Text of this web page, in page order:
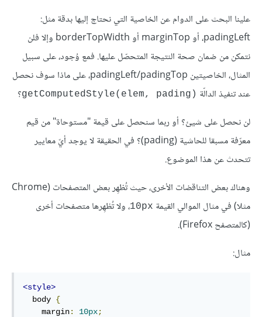
علينا البحث على الدوام عن الخاصية التي نحتاج إليها بدقة مثل:
padingLeft، أو marginTop أو borderTopWidth وإلا فلن
نتمكن من ضمان صحة النتيجة المتحصّل عليها. فمع وُجود، على سبيل
المثال، الخاصيتين padingLeft/padingTop، على ماذا سوف نحصل
عند تنفيذ الدالّة getComputedStyle(elem, pading)‎؟
لن نحصل على شيئ؟ أو ربما سنحصل على قيمة "مستوحاة" من قيم
معرّفة مسبقا للحاشية (pading)؟ في الحقيقة لا يوجد أيّ معايير
تتحدث عن هذا الموضوع.
وهناك بعض التناقضات الأخرى، حيث تُظهِر بعض المتصفحات (Chrome
مثلا) في مثال الموالي القيمة 10px، ولا تُظهِرها متصفحات أخرى
(كالمتصفح Firefox).
مثال:
<style>
  body
{
    margin
: 10px;